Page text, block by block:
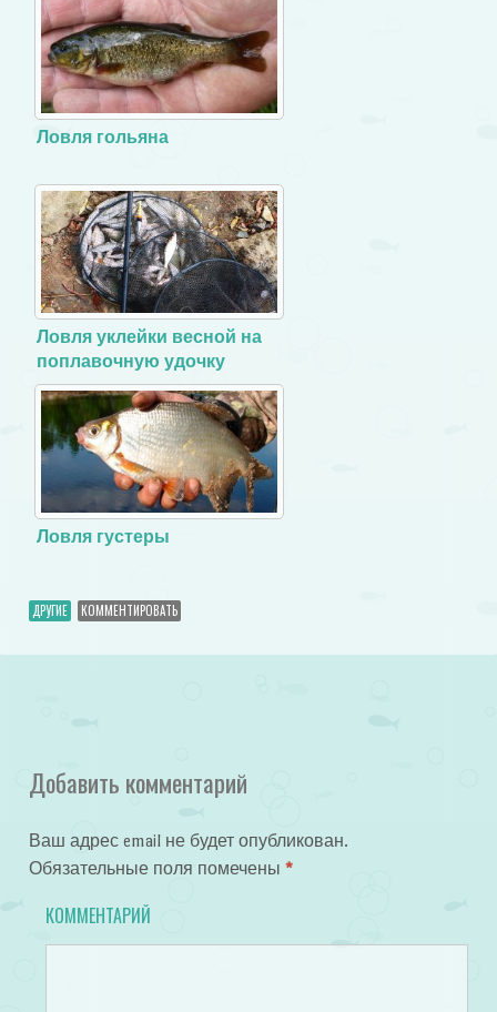
Ловля гольяна
Ловля уклейки весной на
поплавочную удочку
Ловля густеры
ДРУГИЕ КОММЕНТИРОВАТЬ
Добавить комментарий
Ваш адрес email не будет опубликован.
Обязательные поля помечены *
КОММЕНТАРИЙ